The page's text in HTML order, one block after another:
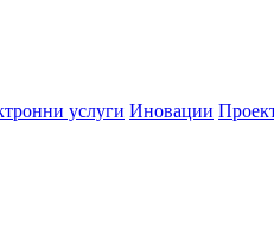
услуги Иновации